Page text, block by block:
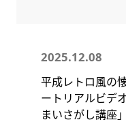
2025.12.08
平成レトロ風の
ートリアルビデ
まいさがし講座